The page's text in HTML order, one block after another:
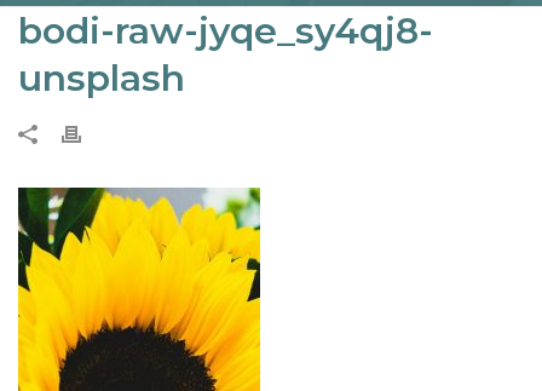
bodi-raw-jyqe_sy4qj8-
unsplash